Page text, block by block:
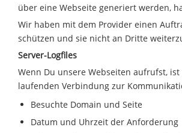
über eine Webseite generiert werden,
Wir haben mit dem Provider einen
schützen und sie nicht an Dritte
Server-Logfiles
Wenn Du unsere Webseiten aufrufst,
laufenden Verbindung zur
Besuchte Domain und Seite
Datum und Uhrzeit der Anforderung